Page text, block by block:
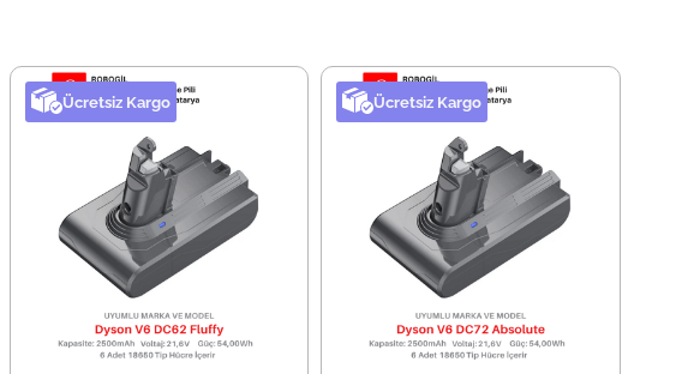
Ücretsiz Kargo Ücretsiz Kargo